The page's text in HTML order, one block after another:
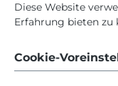
Diese Website
Erfahrung bieten zu
Cookie-